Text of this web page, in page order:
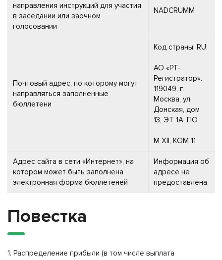
направления инструкций для участия
в заседании или заочном
голосовании
NADCRUMM
Почтовый адрес, по которому могут
направляться заполненные
бюллетени
Код страны: RU.
АО «РТ-
Регистратор».
119049, г.
Москва, ул.
Донская, дом
13, ЭТ 1А, ПО
М XII, КОМ 11
Адрес сайта в сети «Интернет», на
котором может быть заполнена
электронная форма бюллетеней
Информация об
адресе не
предоставлена
Повестка
1. Распределение прибыли (в том числе выплата